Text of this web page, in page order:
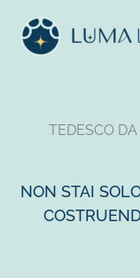
contenuto
TEDESCO DA
NON STAI